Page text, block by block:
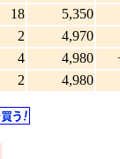
18
5,350
2
4,970
4 4,980
2 4,980